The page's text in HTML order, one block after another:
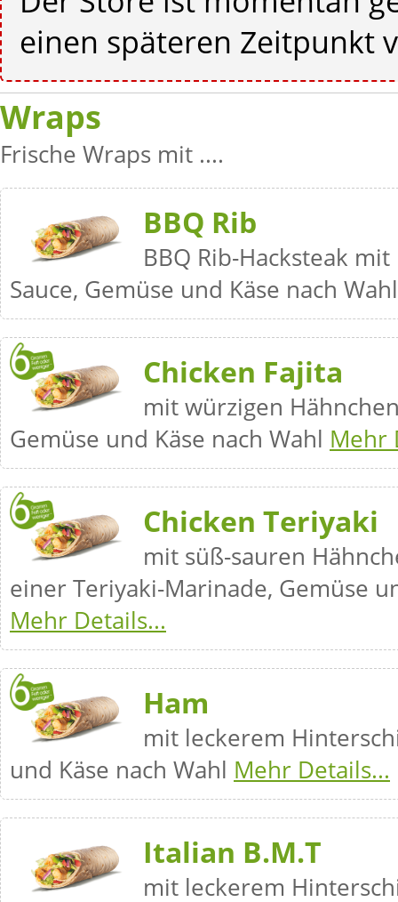
einen späteren Zeitpunkt
Wraps
Frische Wraps mit ....
BBQ Rib
BBQ Rib-Hacksteak
Sauce, Gemüse und Käse nach
Chicken Fajita
mit würzigen
Gemüse und Käse nach Wahl Mehr
Chicken Teriyaki
mit süß-sauren
einer Teriyaki-Marinade, Gemüse
Mehr Details...
Ham
mit leckerem
und Käse nach Wahl Mehr Details...
Italian B.M.T
mit leckerem